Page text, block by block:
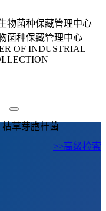
菌种保藏管理中心
OF INDUSTRIAL
草芽胞杆菌
>>高级检索